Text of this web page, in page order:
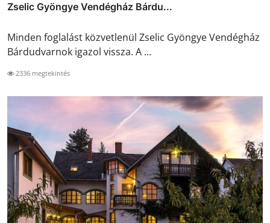
Zselic Gyöngye Vendégház Bárdu...
Minden foglalást közvetlenül Zselic Gyöngye Vendégház
Bárdudvarnok igazol vissza. A ...
2336 megtekintés